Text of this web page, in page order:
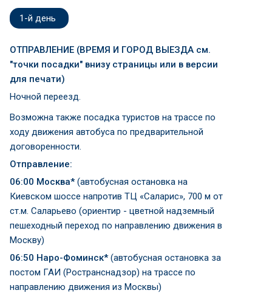
1-й день
ОТПРАВЛЕНИЕ (ВРЕМЯ И ГОРОД ВЫЕЗДА см.
"точки посадки" внизу страницы или в версии
для печати)
Ночной переезд.
Возможна также посадка туристов на трассе по
ходу движения автобуса по предварительной
договоренности.
Отправление:
06:00 Москва*(автобусная остановка на
Киевском шоссе напротив ТЦ «Саларис», 700 м от
ст.м. Саларьево (ориентир - цветной надземный
пешеходный переход по направлению движения в
Москву)
06:50 Наро-Фоминск*(автобусная остановка за
постом ГАИ (Ространснадзор) на трассе по
направлению движения из Москвы)